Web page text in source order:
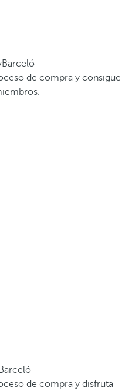
de compra y consigue
de compra y disfruta